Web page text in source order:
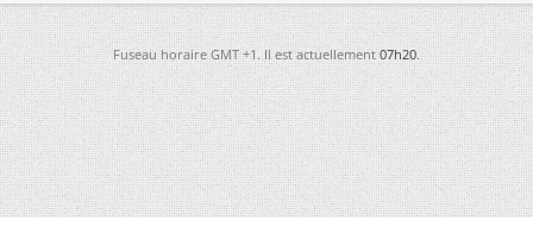
Fuseau horaire GMT +1. Il est actuellement07h20.